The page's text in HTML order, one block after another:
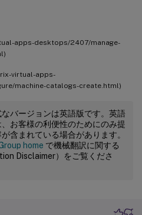
apps-desktops/2407/manage-
virtual-apps-
machine-catalogs-create.html)
バージョンは英語版です。英語
お客様の利便性のためにのみ提
含まれている場合があります。
home で機械翻訳に関する
Disclaimer）をご覧くださ